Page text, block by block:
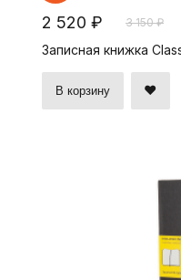
2 520 ₽ 3 150 ₽
Записная книжка
В корзину